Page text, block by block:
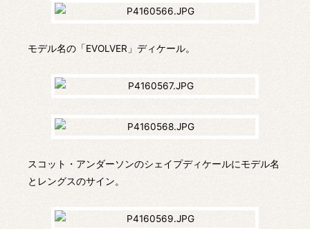
モデル名の「EVOLVER」ディケール。
スコット・アンダーソンのシェイプディケールにモデル名
とレングスのサイン。